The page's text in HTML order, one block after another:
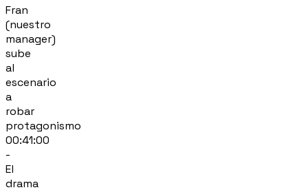
Fran
(nuestro
manager)
sube
al
escenario
a
robar
protagonismo
00:41:00
-
El
drama